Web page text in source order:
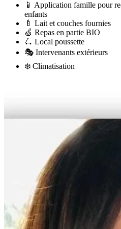
📱 Application famille pour
enfants
🍼 Lait et couches fournies
🍏 Repas en partie BIO
🛴 Local poussette
🎭 Intervenants extérieurs
❄️ Climatisation